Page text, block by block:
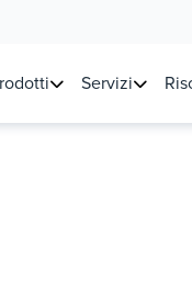
Servizi